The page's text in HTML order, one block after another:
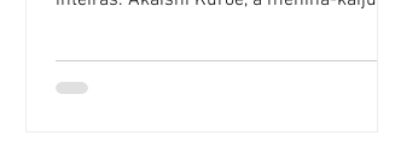
textos feitos com ajuda de Inteligência
Artificial. Todos os textos por Alexandre